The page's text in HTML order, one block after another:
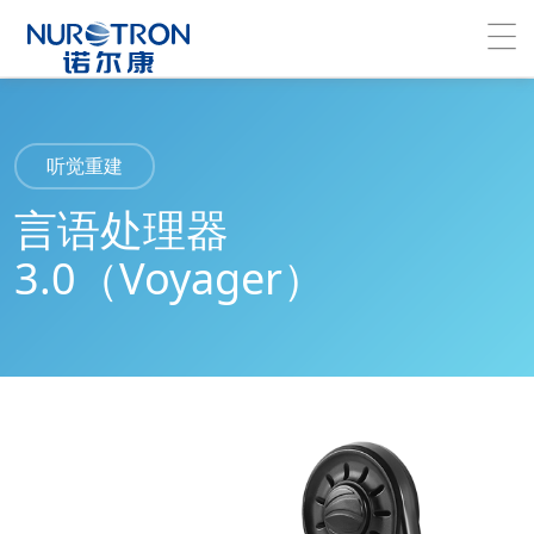
听觉重建
言语处理器
3.0（Voyager）